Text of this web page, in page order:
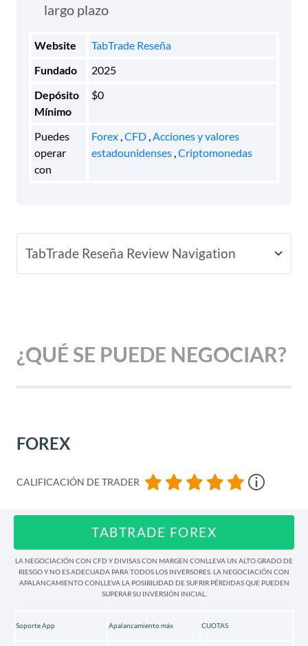
largo plazo
Website
TabTrade Reseña
Fundado
2025
Depósito
Mínimo
$0
Puedes
operar
con
Forex CFD Acciones y valores
estadounidenses Criptomonedas
TabTrade Reseña Review Navigation
TabTrade+ Suscripción
Regulación y protección de depósitos
¿QUÉ SE PUEDE NEGOCIAR?
FOREX
CALIFICACIÓN DE TRADER
TABTRADE FOREX
LA NEGOCIACIÓN CON CFD Y DIVISAS CON MARGEN CONLLEVA UN ALTO GRADO DE
RIESGO Y NO ES ADECUADA PARA TODOS LOS INVERSORES. LA NEGOCIACIÓN CON
APALANCAMIENTO CONLLEVA LA POSIBILIDAD DE SUFRIR PÉRDIDAS QUE PUEDEN
SUPERAR SU INVERSIÓN INICIAL.
Soporte App Apalancamiento máx CUOTAS